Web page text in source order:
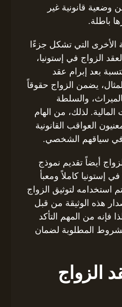
وضعية قانونية غير
باطلة.
الأخرى التي تشكل جزءًا
الزواج في إستونيا،
بعد إبرام عقد
يضمن الزواج حقوقاً
والسلطة
المالية. لذلك، من الهام
العواقب القانونية
في سياقهم الشخصي.
أيضاً تقديم نموذج
وثيقة عقد زواج PDF في إستونيا كاملاً ومعبأ
لتوثيق الزواج
هذه الوثيقة من قبل
فإنه من المهم التأكد
المطلوبة لضمان
الزواج